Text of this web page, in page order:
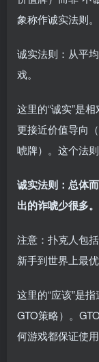
象称作诚实法则
诚实法则：从平
戏。
这里的“诚实”是
更接近价值导向
唬牌）。这个法
诚实法则：总体
出的诈唬少很多。
注意：扑克人包
新手到世界上最优
这里的“应该”是
GTO策略）。
何游戏都保证使